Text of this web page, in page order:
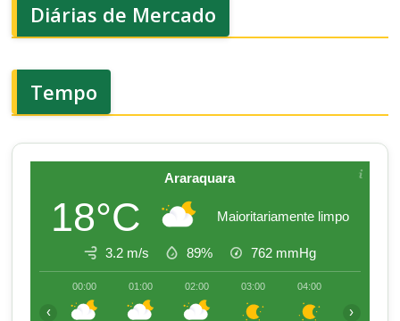
Diárias de Mercado
Tempo
Araraquara
18°C Maioritariamente limpo
3.2 m/s 89% 762 mmHg
00:00 01:00 02:00 03:00 04:00
‹ ›